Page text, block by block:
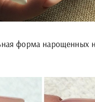
форма нарощенных